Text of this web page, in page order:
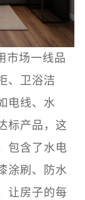
市场一线品
、卫浴洁
电线、水
标产品，这
包含了水电
涂刷、防水
让房子的每